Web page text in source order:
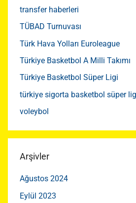
transfer haberleri
TÜBAD Turnuvası
Türk Hava Yolları Euroleague
Türkiye Basketbol A Milli Takımı
Türkiye Basketbol Süper Ligi
türkiye sigorta basketbol süper
voleybol
Arşivler
Ağustos 2024
Eylül 2023